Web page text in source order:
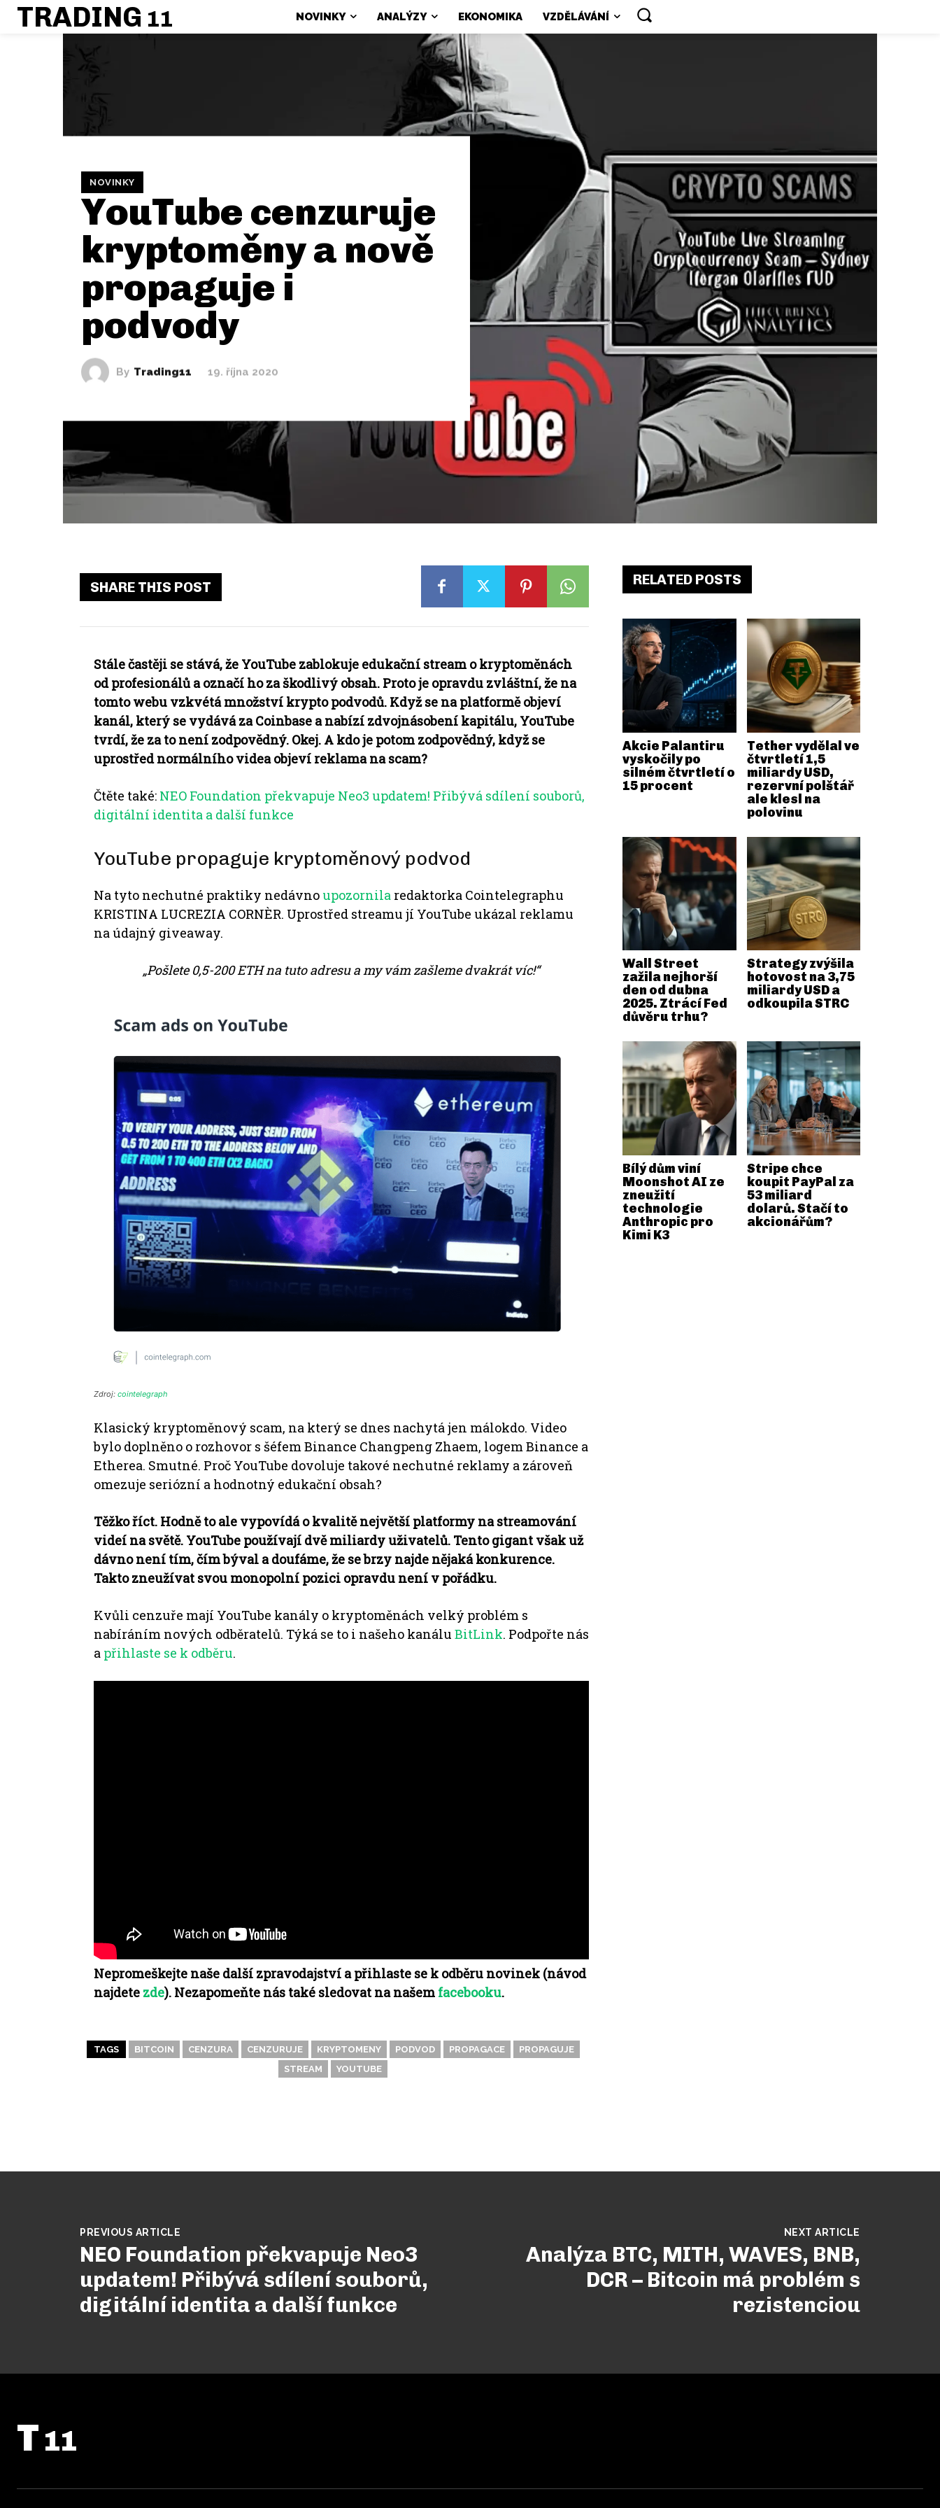
TRADING 11 NOVINKY ANALÝZY EKONOMIKA VZDĚLÁVÁNÍ
NOVINKY
YouTube cenzuruje
kryptoměny a nově
propaguje i
podvody
By Trading11 19. října 2020
SHARE THIS POST
Stále častěji se stává, že YouTube zablokuje edukační stream o kryptoměnách
od profesionálů a označí ho za škodlivý obsah. Proto je opravdu zvláštní, že na
tomto webu vzkvétá množství krypto podvodů. Když se na platformě objeví
kanál, který se vydává za Coinbase a nabízí zdvojnásobení kapitálu, YouTube
tvrdí, že za to není zodpovědný. Okej. A kdo je potom zodpovědný, když se
uprostřed normálního videa objeví reklama na scam?
Čtěte také: NEO Foundation překvapuje Neo3 updatem! Přibývá sdílení souborů,
digitální identita a další funkce
YouTube propaguje kryptoměnový podvod
Na tyto nechutné praktiky nedávnoupozornila redaktorka Cointelegraphu
KRISTINA LUCREZIA CORNÈR. Uprostřed streamu jí YouTube ukázal reklamu
na údajný giveaway.
„Pošlete 0,5-200 ETH na tuto adresu a my vám zašleme dvakrát víc!“
Zdroj: cointelegraph
Klasický kryptoměnový scam, na který se dnes nachytá jen málokdo. Video
bylo doplněno o rozhovor s šéfem Binance Changpeng Zhaem, logem Binance a
Etherea. Smutné. Proč YouTube dovoluje takové nechutné reklamy a zároveň
omezuje seriózní a hodnotný edukační obsah?
Těžko říct. Hodně to ale vypovídá o kvalitě největší platformy na streamování
videí na světě. YouTube používají dvě miliardy uživatelů. Tento gigant však už
dávno není tím, čím býval a doufáme, že se brzy najde nějaká konkurence.
Takto zneužívat svou monopolní pozici opravdu není v pořádku.
Kvůli cenzuře mají YouTube kanály o kryptoměnách velký problém s
nabíráním nových odběratelů. Týká se to i našeho kanálu BitLink. Podpořte nás
a přihlaste se k odběru.
Nepromeškejte naše další zpravodajství a přihlaste se k odběru novinek (návod
najdete zde). Nezapomeňte nás také sledovat na našem facebooku.
TAGS BITCOIN CENZURA CENZURUJE KRYPTOMENY PODVOD PROPAGACE
PROPAGUJE
STREAM
YOUTUBE
RELATED POSTS
Akcie Palantiru
vyskočily po
silném čtvrtletí o
15 procent
Tether vydělal ve
čtvrtletí 1,5
miliardy USD,
rezervní polštář
ale klesl na
polovinu
Wall Street
zažila nejhorší
den od dubna
2025. Ztrácí Fed
důvěru trhu?
Strategy zvýšila
hotovost na 3,75
miliardy USD a
odkoupila STRC
Bílý dům viní
Moonshot AI ze
zneužití
technologie
Anthropic pro
Kimi K3
Stripe chce
koupit PayPal za
53 miliard
dolarů. Stačí to
akcionářům?
PREVIOUS ARTICLE
NEO Foundation překvapuje Neo3
updatem! Přibývá sdílení souborů,
digitální identita a další funkce
NEXT ARTICLE
Analýza BTC, MITH, WAVES, BNB,
DCR – Bitcoin má problém s
rezistenciou
T 11